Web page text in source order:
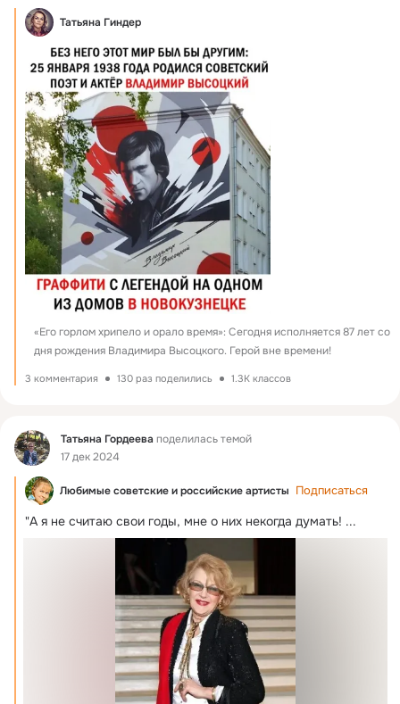
Татьяна Гиндер
«Его горлом хрипело и орало время»: Сегодня исполняется 87 лет со
дня рождения Владимира Высоцкого. Герой вне времени!
3 комментария 130 раз поделились 1.3K классов
Фид Татьяна Гордеева поделилась темой
17 дек 2024
Любимые советские и российские артисты Подписаться
"А я не считаю свои годы, мне о них некогда думать! ...